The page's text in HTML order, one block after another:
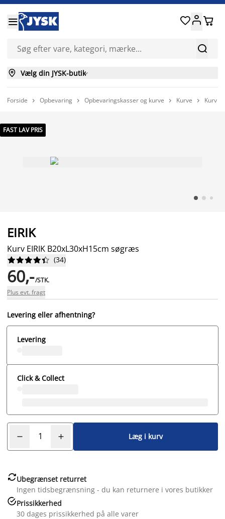


 
 Vælg din JYSK-butik
Forside  Opbevaring  Opbevaringskasser og kurve  Kurve  Kurv
FAST LAV PRIS
EIRIK
Kurv EIRIK B20xL30xH15cm søgræs





 (34)
60,-/STK.
Plus evt. fragt
Levering eller afhentning?
Levering
Click & Collect
Læg i kurv
Ubegrænset returret
Ingen tidsbegrænsning - du kan returnere i vores butikker
Prissikkerhed
30 dages prissikkerhed på alle varer